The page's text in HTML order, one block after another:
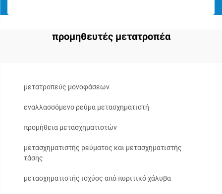
προμηθευτές μετατροπέα
μετατροπεύς μονοφάσεων
εναλλασσόμενο ρεύμα μετασχηματιστή
προμήθεια μετασχηματιστών
μετασχηματιστής ρεύματος και μετασχηματιστής
τάσης
μετασχηματιστής ισχύος από πυριτικό χάλυβα